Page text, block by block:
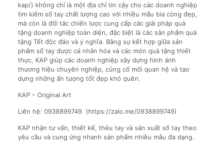
kap/) không chỉ là một địa chỉ tin cậy cho các doanh nghiệp
tìm kiếm sổ tay chất lượng cao với nhiều mẫu bìa còng đẹp,
mà còn là đối tác chiến lược cung cấp các giải pháp quà
tặng doanh nghiệp toàn diện, đặc biệt là các sản phẩm quà
tặng Tết độc đáo và ý nghĩa. Bằng sự kết hợp giữa sản
phẩm sổ tay được cá nhân hóa và các món quà tặng thiết
thực, KAP giúp các doanh nghiệp xây dựng hình ảnh
thương hiệu chuyên nghiệp, củng cố mối quan hệ và tạo
dựng những ấn tượng tốt đẹp khó quên.
KAP – Original Art
Liên hệ: 0938899749 (https://zalo.me/0938899749)
KAP nhận tư vấn, thiết kế, thêu tay và sản xuất sổ tay theo
yêu cầu và cung ứng nhanh sản phẩm nhiều mẫu đa dạng.